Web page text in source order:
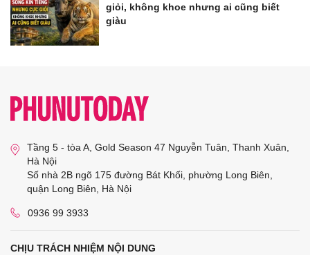
giỏi, không khoe nhưng ai cũng biết
giàu
Tầng 5 - tòa A, Gold Season 47 Nguyễn Tuân, Thanh Xuân,
Hà Nội
Số nhà 2B ngõ 175 đường Bát Khối, phường Long Biên,
quận Long Biên, Hà Nội
0936 99 3933
CHỊU TRÁCH NHIỆM NỘI DUNG